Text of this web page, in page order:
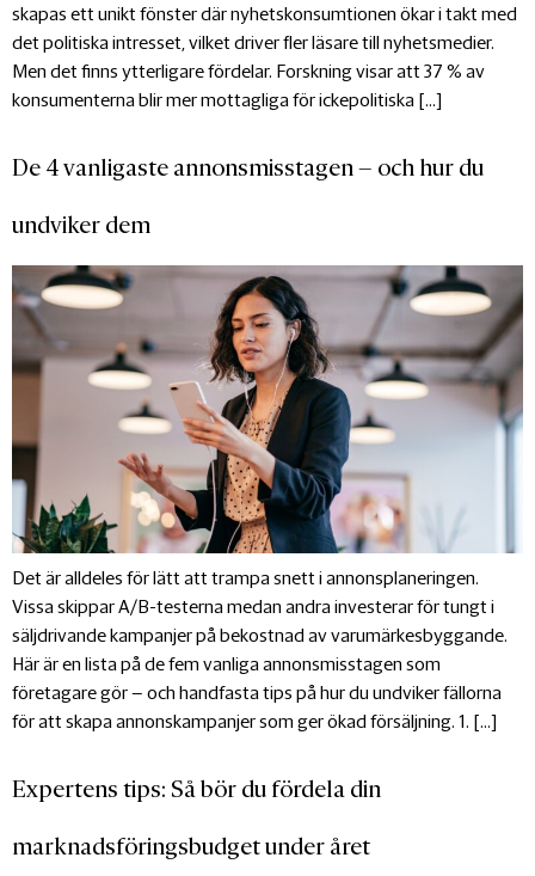
skapas ett unikt fönster där nyhetskonsumtionen ökar i takt med
det politiska intresset, vilket driver fler läsare till nyhetsmedier.
Men det finns ytterligare fördelar. Forskning visar att 37 % av
konsumenterna blir mer mottagliga för ickepolitiska […]
De 4 vanligaste annonsmisstagen – och hur du
undviker dem
Det är alldeles för lätt att trampa snett i annonsplaneringen.
Vissa skippar A/B-testerna medan andra investerar för tungt i
säljdrivande kampanjer på bekostnad av varumärkesbyggande.
Här är en lista på de fem vanliga annonsmisstagen som
företagare gör – och handfasta tips på hur du undviker fällorna
för att skapa annonskampanjer som ger ökad försäljning. 1. […]
Expertens tips: Så bör du fördela din
marknadsföringsbudget under året